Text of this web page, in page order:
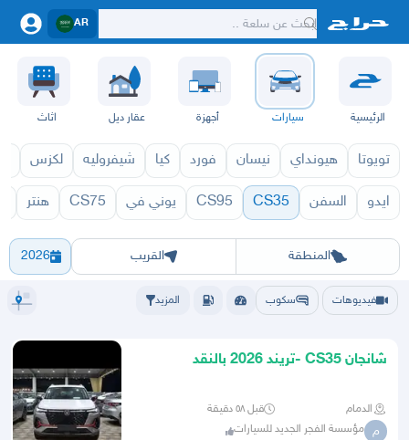
AR
الرئيسية سيارات أجهزة عقار ديل اثاث
تويوتا هيونداي نيسان فورد كيا شيفروليه لكزس
ايدو السفن CS35
CS95 يوني في CS75 هنتر
المنطقة
الرياض الشرقيهجده الطايف حائلأبها عسيرالباحة
القريب 2026
CS35 1970
فيديوهات سكوب المزيد
شانجان CS35 -تريند 2026 بالنقد
الدمام قبل ٥٨ دقيقة
م مؤسسة الفجر الجديد للسيارات